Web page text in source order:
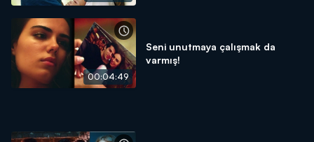
00:04:49
Seni unutmaya çalışmak da
varmış!